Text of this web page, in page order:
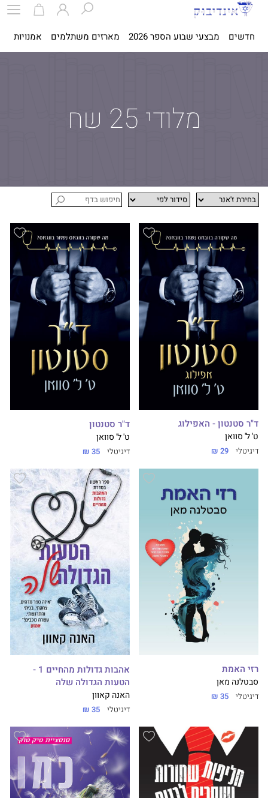
חדשים מבצעי שבוע הספר 2026 מארזים משתלמים אמנויות
מלודי 25 שח
ד"ר סטנטון - האפילוג
ט' ל' סוואן
דיגיטלי 29 ₪
ד"ר סטנטון
ט' ל' סוואן
דיגיטלי 35 ₪
רזי האמת
סבטלנה מאן
דיגיטלי 35 ₪
אהבות גדולות מהחיים 1 -
הטעות הגדולה שלה
האנה קאוון
דיגיטלי 35 ₪